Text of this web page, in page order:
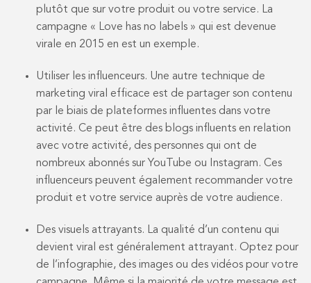
plutôt que sur votre produit ou votre service. La
campagne « Love has no labels » qui est devenue
virale en 2015 en est un exemple.
Utiliser les influenceurs. Une autre technique de
marketing viral efficace est de partager son contenu
par le biais de plateformes influentes dans votre
activité. Ce peut être des blogs influents en relation
avec votre activité, des personnes qui ont de
nombreux abonnés sur YouTube ou Instagram. Ces
influenceurs peuvent également recommander votre
produit et votre service auprès de votre audience.
Des visuels attrayants. La qualité d’un contenu qui
devient viral est généralement attrayant. Optez pour
de l’infographie, des images ou des vidéos pour votre